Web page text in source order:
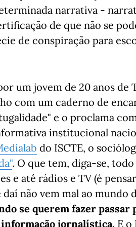
narrativa -
de que não se
de conspiração para
um jovem de 20 anos de
com um caderno de
e o proclama
institucional
do ISCTE, o
. O que tem, diga-se,
e até rádios e TV (é
não vem mal ao mundo
se querem fazer passar
jornalística. E o